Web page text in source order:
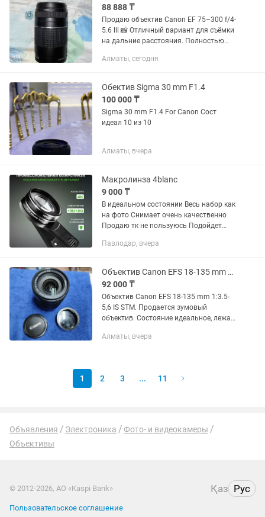
88 888 ₸
Продаю объектив Canon EF 75–300 f/4-
5.6 lll 📸 Отличный вариант для съёмки
на дальние расстояния. Полностью
нареканий. Есть небольшой внешний
Алматы, сегодня
Обектив Sigma 30 mm F1.4
100 000 ₸
Sigma 30 mm F1.4 For Canon Сост
идеал 10 из 10
Алматы, вчера
Макролинза 4blanc
9 000 ₸
В идеальном состоянии Весь набор как
на фото Снимает очень качественно
Продаю тк не пользуюсь Подойдет
макро фото
Павлодар, вчера
Объектив Canon EFS 18-135 mm 13.5-5,6 IS STM
92 000 ₸
Объектив Canon EFS 18-135 mm 1:3.5-
5,6 IS STM. Продается зумовый
объектив. Состояние идеальное, лежал
Идеально для видеосъёмки так как он
Алматы, вчера
1 2 3 ... 11
Объявления Электроника
Фото- и видеокамеры
Объективы
© 2012-2026, АО «Kaspi Bank» Қаз Рус
Пользовательское соглашение